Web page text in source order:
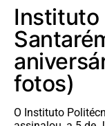
Instituto
fotos)
O Instituto